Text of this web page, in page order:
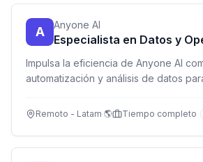
A Anyone AI
Especialista en Datos y
Impulsa la eficiencia de Anyone AI
automatización y análisis de datos
Remoto - Latam 🌎 Tiempo completo